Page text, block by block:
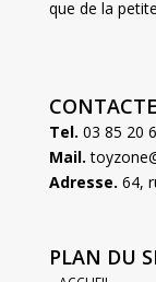
que de la
Tel. 03 85 20
Mail.
Adresse. 64,
PLAN DU